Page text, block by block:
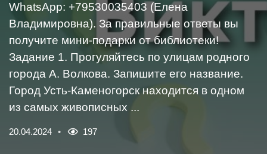
WhatsApp: +79530035403 (Елена
Владимировна). За правильные ответы вы
получите мини-подарки от библиотеки!
Задание 1. Прогуляйтесь по улицам родного
города А. Волкова. Запишите его название.
Город Усть-Каменогорск находится в одном
из самых живописных ...
20.04.2024 197